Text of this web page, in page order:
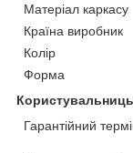
Матеріал каркасу
Країна виробник
Колір
Форма
Гарантійний